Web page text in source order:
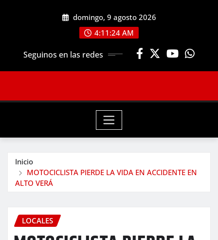
domingo, 9 agosto 2026
4:11:26 AM
Seguinos en las redes
Inicio
MOTOCICLISTA PIERDE LA VIDA EN ACCIDENTE EN
ALTO VERÁ
LOCALES